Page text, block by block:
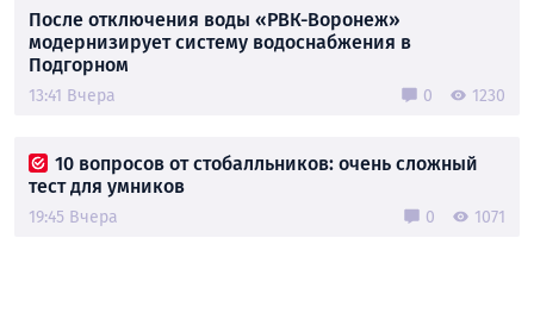
После отключения воды «РВК-Воронеж»
модернизирует систему водоснабжения в
Подгорном
13:41 Вчера 0 1230
10 вопросов от стобалльников: очень сложный
тест для умников
19:45 Вчера 0 1071